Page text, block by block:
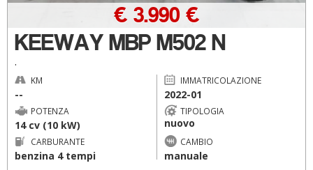
KEEWAY MBP M502 N
.
€ 3.990 €
KM
--
IMMATRICOLAZIONE
2022-01
POTENZA
14 cv (10 kW)
TIPOLOGIA
nuovo
CARBURANTE
benzina 4 tempi
CAMBIO
manuale